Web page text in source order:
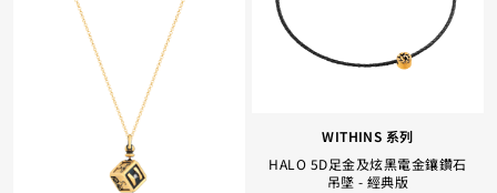
WITHINS 系列
HALO 5D足金及炫黑電金鑲鑽石
吊墜 - 經典版